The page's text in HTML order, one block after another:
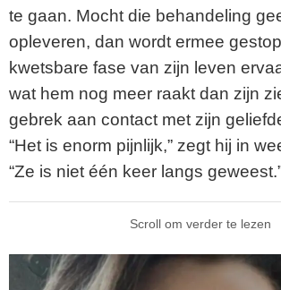
te gaan. Mocht die behandeling
opleveren, dan wordt ermee
kwetsbare fase van zijn leven
wat hem nog meer raakt dan zijn
gebrek aan contact met zijn
“Het is enorm pijnlijk,” zegt hij in
“Ze is niet één keer langs
Scroll om verder te lezen